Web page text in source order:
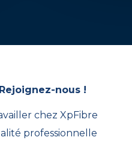
Rejoignez-nous !
chez XpFibre
professionnelle